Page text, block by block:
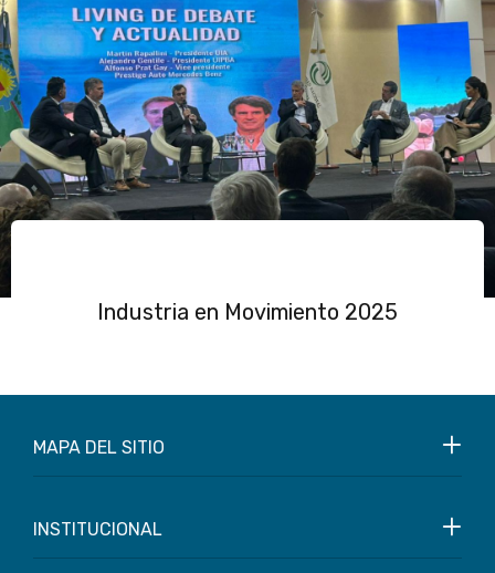
Industria en Movimiento 2025
MAPA DEL SITIO
INSTITUCIONAL